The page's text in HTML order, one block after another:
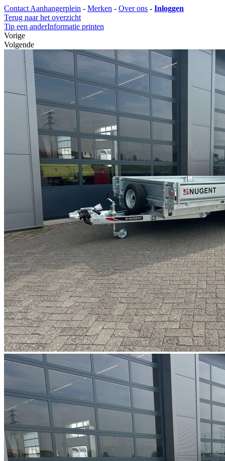
Contact Aanhangerplein - Merken - Over ons - Inloggen
Terug naar het overzicht
Tip een anderInformatie printen
Vorige
Volgende